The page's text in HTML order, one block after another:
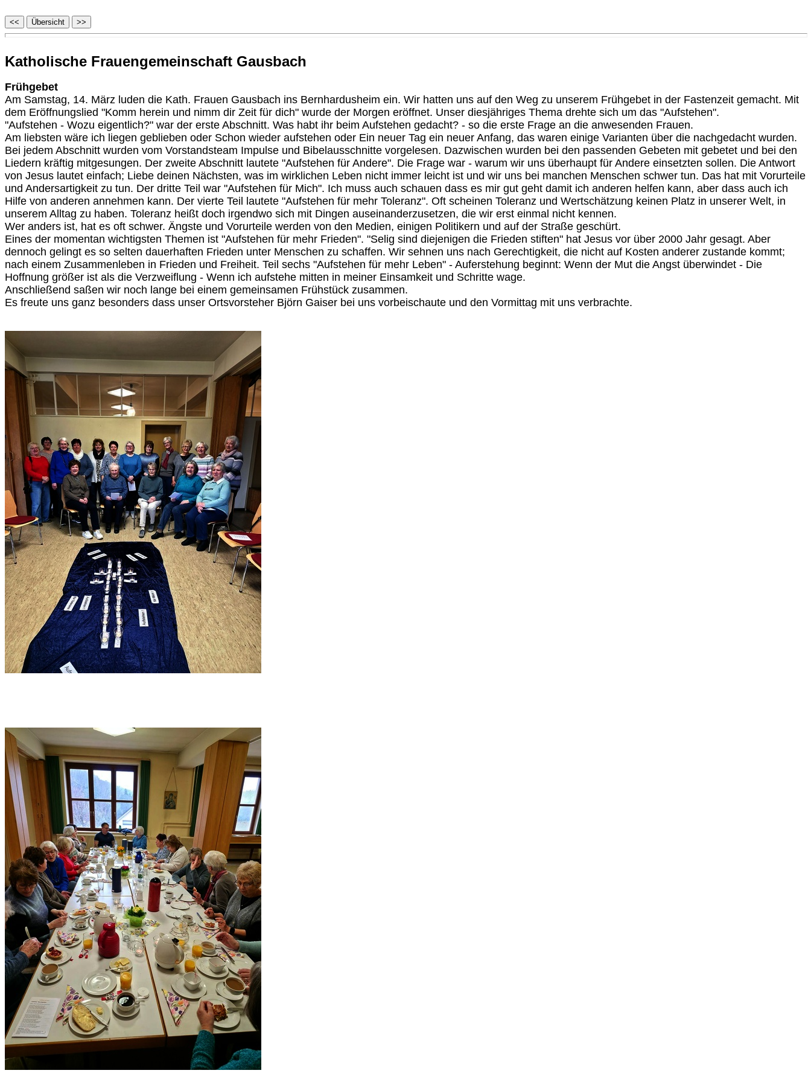
Katholische Frauengemeinschaft Gausbach
Frühgebet
Am Samstag, 14. März luden die Kath. Frauen Gausbach ins Bernhardusheim ein. Wir hatten uns auf den Weg zu unserem Frühgebet in der Fastenzeit gemacht. Mit
dem Eröffnungslied "Komm herein und nimm dir Zeit für dich" wurde der Morgen eröffnet. Unser diesjähriges Thema drehte sich um das "Aufstehen".
"Aufstehen - Wozu eigentlich?" war der erste Abschnitt. Was habt ihr beim Aufstehen gedacht? - so die erste Frage an die anwesenden Frauen.
Am liebsten wäre ich liegen geblieben oder Schon wieder aufstehen oder Ein neuer Tag ein neuer Anfang, das waren einige Varianten über die nachgedacht wurden.
Bei jedem Abschnitt wurden vom Vorstandsteam Impulse und Bibelausschnitte vorgelesen. Dazwischen wurden bei den passenden Gebeten mit gebetet und bei den
Liedern kräftig mitgesungen. Der zweite Abschnitt lautete "Aufstehen für Andere". Die Frage war - warum wir uns überhaupt für Andere einsetzten sollen. Die Antwort
von Jesus lautet einfach; Liebe deinen Nächsten, was im wirklichen Leben nicht immer leicht ist und wir uns bei manchen Menschen schwer tun. Das hat mit Vorurteile
und Andersartigkeit zu tun. Der dritte Teil war "Aufstehen für Mich". Ich muss auch schauen dass es mir gut geht damit ich anderen helfen kann, aber dass auch ich
Hilfe von anderen annehmen kann. Der vierte Teil lautete "Aufstehen für mehr Toleranz". Oft scheinen Toleranz und Wertschätzung keinen Platz in unserer Welt, in
unserem Alltag zu haben. Toleranz heißt doch irgendwo sich mit Dingen auseinanderzusetzen, die wir erst einmal nicht kennen.
Wer anders ist, hat es oft schwer. Ängste und Vorurteile werden von den Medien, einigen Politikern und auf der Straße geschürt.
Eines der momentan wichtigsten Themen ist "Aufstehen für mehr Frieden". "Selig sind diejenigen die Frieden stiften" hat Jesus vor über 2000 Jahr gesagt. Aber
dennoch gelingt es so selten dauerhaften Frieden unter Menschen zu schaffen. Wir sehnen uns nach Gerechtigkeit, die nicht auf Kosten anderer zustande kommt;
nach einem Zusammenleben in Frieden und Freiheit. Teil sechs "Aufstehen für mehr Leben" - Auferstehung beginnt: Wenn der Mut die Angst überwindet - Die
Hoffnung größer ist als die Verzweiflung - Wenn ich aufstehe mitten in meiner Einsamkeit und Schritte wage.
Anschließend saßen wir noch lange bei einem gemeinsamen Frühstück zusammen.
Es freute uns ganz besonders dass unser Ortsvorsteher Björn Gaiser bei uns vorbeischaute und den Vormittag mit uns verbrachte.